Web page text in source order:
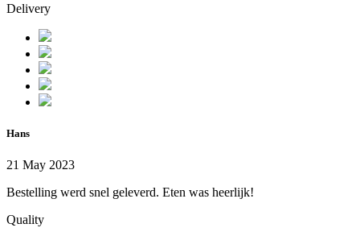
Delivery
Hans
21 May 2023
Bestelling werd snel geleverd. Eten was heerlijk!
Quality